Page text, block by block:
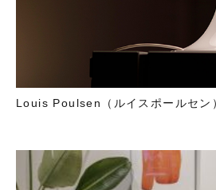
Louis Poulsen（ルイスポールセ